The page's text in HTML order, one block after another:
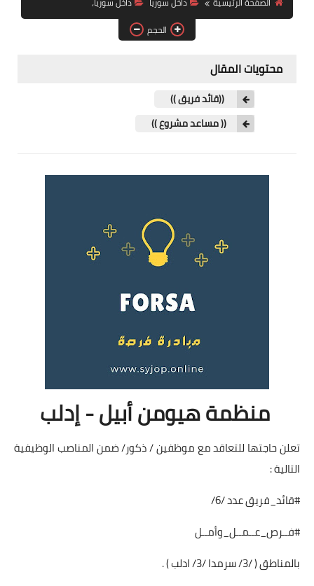
فرص عمل في العراق
فرص عمل في اليمن
الحجم
محتويات المقال
((قائد فريق ))
(( مساعد مشروع ))
منظمة هيومن أبيل - إدلب
تعلن حاجتها للتعاقد مع موظفين / ذكور/ ضمن المناصب الوظيفية
التالية :
#قائد_فريق عدد /6/
#فــرص_عــمــل_وأمــل
بالمناطق ( /3/ سرمدا /3/ ادلب ) .